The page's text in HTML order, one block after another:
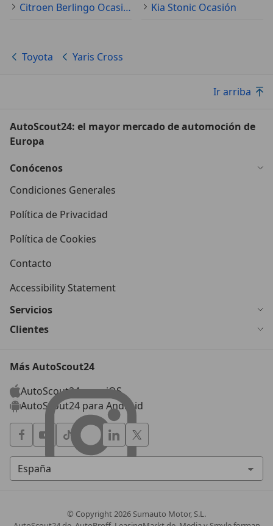
Citroen Berlingo Ocasión
Kia Stonic Ocasión
Toyota Yaris Cross
Ir arriba
AutoScout24: el mayor mercado de automoción de
Europa
Conócenos
Condiciones Generales
Política de Privacidad
Política de Cookies
Contacto
Accessibility Statement
Servicios
Clientes
Más AutoScout24
AutoScout24 para iOS
AutoScout24 para Android
© Copyright2026 Sumauto Motor, S.L.